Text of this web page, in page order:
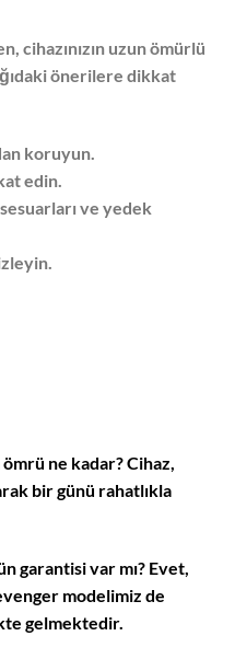
cihazınızın uzun ömürlü
önerilere dikkat
koruyun.
edin.
ve yedek
ne kadar? Cihaz,
bir günü rahatlıkla
garantisi var mı? Evet,
modelimiz de
gelmektedir.